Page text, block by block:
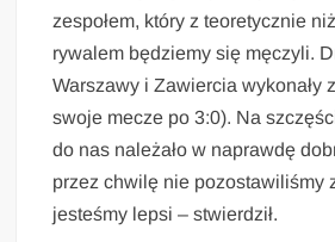
zespołem, który z teoretycznie
rywalem będziemy się męczyli.
Warszawy i Zawiercia wykonały
swoje mecze po 3:0). Na
do nas należało w naprawdę
przez chwilę nie pozostawiliśmy
jesteśmy lepsi – stwierdził.